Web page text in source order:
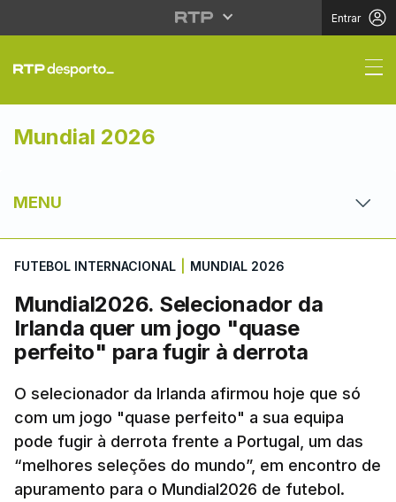
Entrar
Mundial2026.
Mundial 2026
MENU
FUTEBOL INTERNACIONAL MUNDIAL 2026
Mundial2026. Selecionador da
Irlanda quer um jogo "quase
perfeito" para fugir à derrota
O selecionador da Irlanda afirmou hoje que só
com um jogo "quase perfeito" a sua equipa
pode fugir à derrota frente a Portugal, um das
“melhores seleções do mundo”, em encontro de
apuramento para o Mundial2026 de futebol.